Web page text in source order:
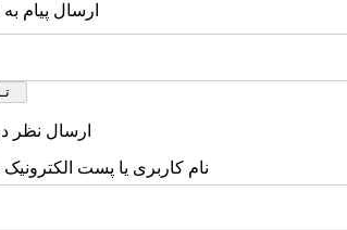
ارسال پیام
ارسال نظر
نام کاربری یا پست